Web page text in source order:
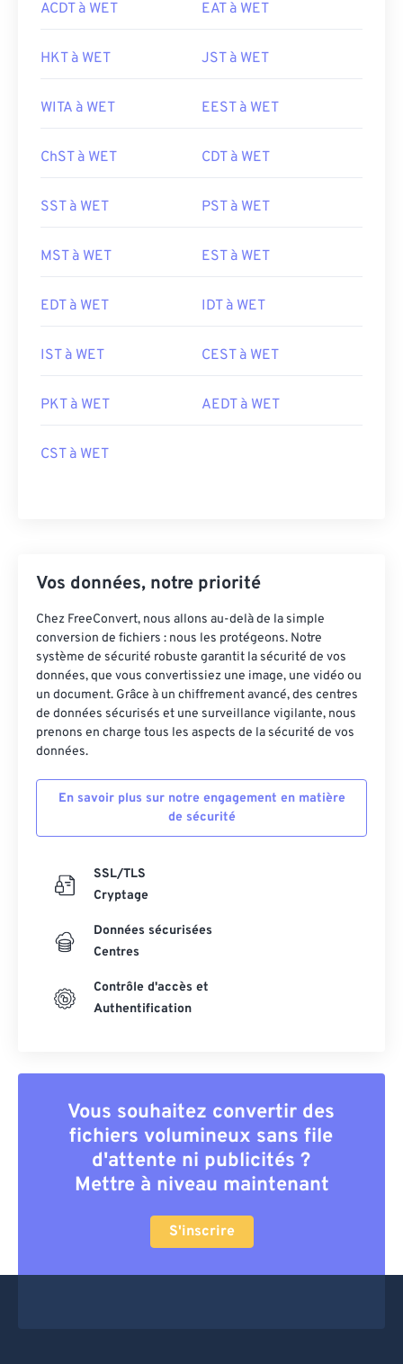
ACDT à WET EAT à WET
HKT à WET JST à WET
WITA à WET EEST à WET
ChST à WET CDT à WET
SST à WET PST à WET
MST à WET EST à WET
EDT à WET IDT à WET
IST à WET CEST à WET
PKT à WET AEDT à WET
CST à WET
Vos données, notre priorité
Chez FreeConvert, nous allons au-delà de la simple
conversion de fichiers : nous les protégeons. Notre
système de sécurité robuste garantit la sécurité de vos
données, que vous convertissiez une image, une vidéo ou
un document. Grâce à un chiffrement avancé, des centres
de données sécurisés et une surveillance vigilante, nous
prenons en charge tous les aspects de la sécurité de vos
données.
En savoir plus sur notre engagement en matière
de sécurité
SSL/TLS
Cryptage
Données sécurisées
Centres
Contrôle d'accès et
Authentification
Vous souhaitez convertir des
fichiers volumineux sans file
d'attente ni publicités ?
Mettre à niveau maintenant
S'inscrire